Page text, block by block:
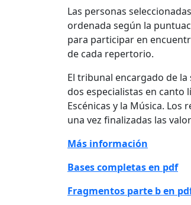
Las personas
ordenada según la
para participar en
de cada repertorio.
El tribunal encargado de
dos especialistas en canto
Escénicas y la Música.
una vez finalizadas las
Más información
Bases completas en pdf
Fragmentos parte b en